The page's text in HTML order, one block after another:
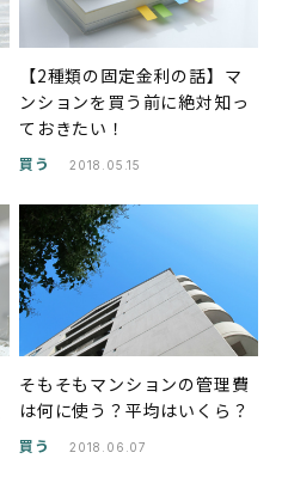
【2種類の固定金利の話】マ
ンションを買う前に絶対知っ
ておきたい！
買う 2018.05.15
そもそもマンションの管理費
は何に使う？平均はいくら？
買う 2018.06.07